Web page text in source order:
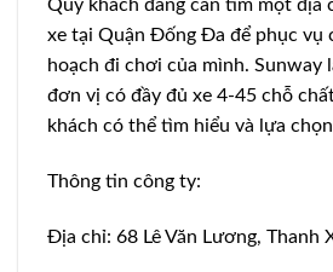
Quý khách đang cần tìm một địa
xe tại Quận Đống Đa để phục vụ
hoạch đi chơi của mình. Sunway
đơn vị có đầy đủ xe 4-45 chỗ
khách có thể tìm hiểu và lựa chọn
Thông tin công ty:
Địa chỉ: 68 Lê Văn Lương, Thanh